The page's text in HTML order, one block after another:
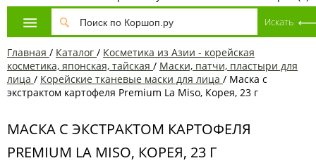
Главная / Каталог / Косметика из Азии - корейская
косметика, японская, тайская / Маски, патчи, пластыри для
лица / Корейские тканевые маски для лица / Маска с
экстрактом картофеля Premium La Miso, Корея, 23 г
МАСКА С ЭКСТРАКТОМ КАРТОФЕЛЯ
PREMIUM LA MISO, КОРЕЯ, 23 Г